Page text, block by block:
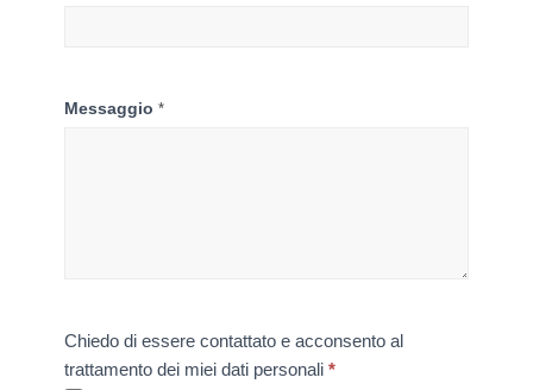
Messaggio *
Chiedo di essere contattato e acconsento al
trattamento dei miei dati personali *